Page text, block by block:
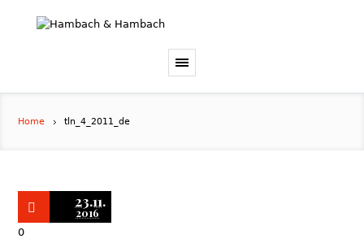
Home tln_4_2011_de
23.11.
2016
0